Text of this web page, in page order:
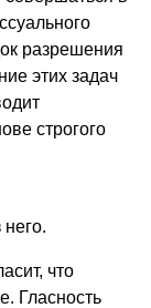
разрешения
этих задач
строгого
что
Гласность